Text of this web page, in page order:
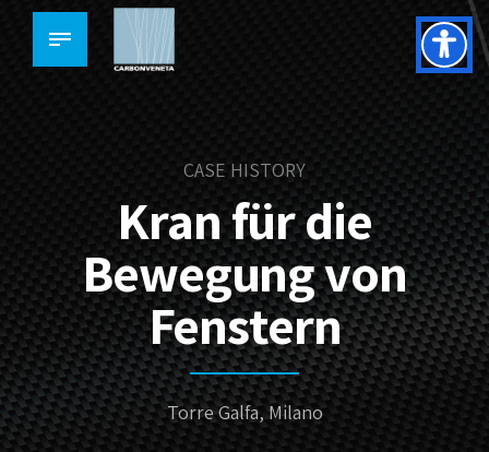
CASE HISTORY
Kran für die
Bewegung von
Fenstern
Torre Galfa, Milano